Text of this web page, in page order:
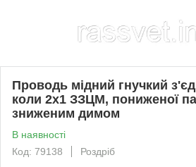
Проводь мідний гнучкий
коли 2х1 ЗЗЦМ, пониженої
зниженим димом
В наявності
Код: 79138
Роздріб